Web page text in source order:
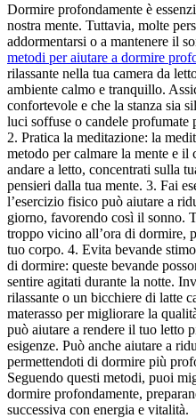
Dormire profondamente è
nostra mente. Tuttavia, molte
addormentarsi o a mantenere il
metodi per aiutare a dormire
rilassante nella tua camera da
ambiente calmo e tranquillo.
confortevole e che la stanza sia
luci soffuse o candele profumate
2. Pratica la meditazione: la
metodo per calmare la mente e
andare a letto, concentrati sulla
pensieri dalla tua mente. 3. Fai
l’esercizio fisico può aiutare a
giorno, favorendo così il sonno.
troppo vicino all’ora di dormire,
tuo corpo. 4. Evita bevande
di dormire: queste bevande
sentire agitati durante la notte.
rilassante o un bicchiere di latte
materasso per migliorare la
può aiutare a rendere il tuo letto
esigenze. Può anche aiutare a
permettendoti di dormire più
Seguendo questi metodi, puoi
dormire profondamente,
successiva con energia e vitalità.